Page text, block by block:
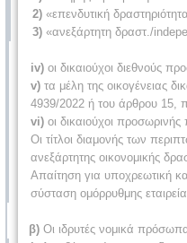
2) «επενδυτική
3) «ανεξάρτητη δραστ./
iv) οι δικαιούχοι διεθνούς
v) τα μέλη της οικογένειας
4939/2022 ή του άρθρου 15,
vi) οι δικαιούχοι
Οι τίτλοι διαμονής των
ανεξάρτητης οικονομικής
Απαίτηση για υποχρεωτική
σύσταση ομόρρυθμης
β) Οι ιδρυτές νομικά